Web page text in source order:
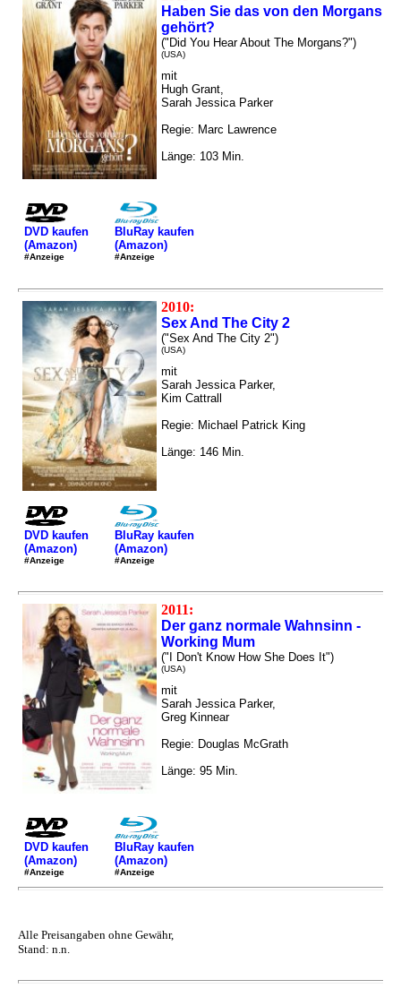
Haben Sie das von den Morgans
gehört?
("Did You Hear About The Morgans?")
(USA)
mit
Hugh Grant,
Sarah Jessica Parker
Regie: Marc Lawrence
Länge: 103 Min.
DVD kaufen
(Amazon)
#Anzeige
BluRay kaufen
(Amazon)
#Anzeige
2010:
Sex And The City 2
("Sex And The City 2")
(USA)
mit
Sarah Jessica Parker,
Kim Cattrall
Regie: Michael Patrick King
Länge: 146 Min.
DVD kaufen
(Amazon)
#Anzeige
BluRay kaufen
(Amazon)
#Anzeige
2011:
Der ganz normale Wahnsinn -
Working Mum
("I Don't Know How She Does It")
(USA)
mit
Sarah Jessica Parker,
Greg Kinnear
Regie: Douglas McGrath
Länge: 95 Min.
DVD kaufen
(Amazon)
#Anzeige
BluRay kaufen
(Amazon)
#Anzeige
Alle Preisangaben ohne Gewähr,
Stand: n.n.